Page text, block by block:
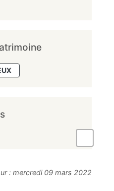
: mercredi 09 mars 2022